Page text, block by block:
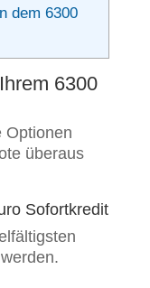
dem 6300
6300
Optionen
überaus
Sofortkredit